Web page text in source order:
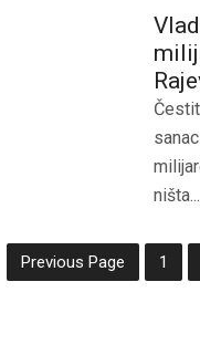
Previous Page 1